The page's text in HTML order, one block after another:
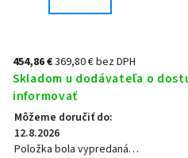
454,86 €369,80 € bez DPH
Skladom u dodávateľa o
informovať
Môžeme doručiť do:
12.8.2026
Položka bola vypredaná…